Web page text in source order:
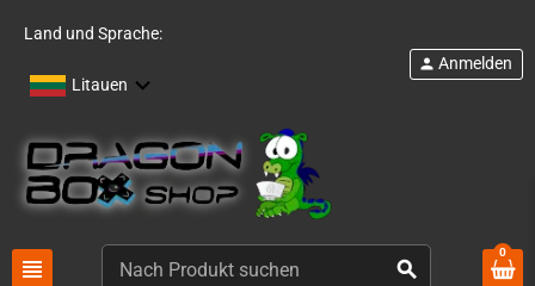
Land und Sprache:
Litauen
view_headline search
person Anmelden
0